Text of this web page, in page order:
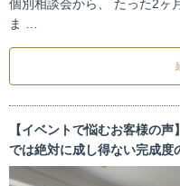
個別相談会から、 たった2ヶ
ま …
【イベントで悩むお客様の
では絶対に成し得ない完成度